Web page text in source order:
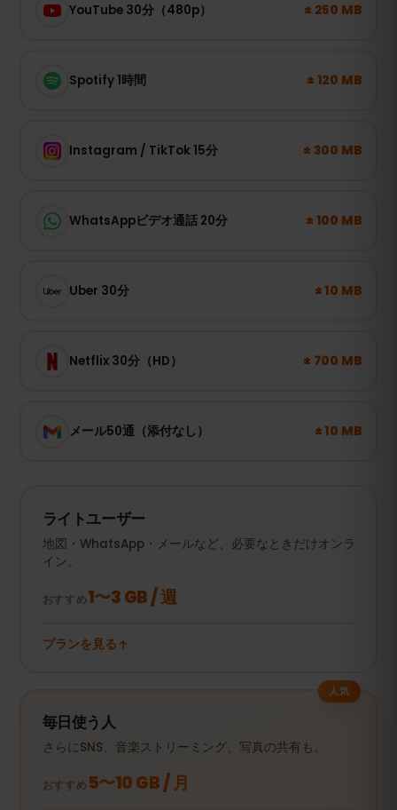
YouTube 30分（480p） ± 250 MB
Spotify 1時間 ± 120 MB
Instagram / TikTok 15分 ± 300 MB
WhatsAppビデオ通話 20分 ± 100 MB
Uber 30分 ± 10 MB
Netflix 30分（HD） ± 700 MB
メール50通（添付なし） ± 10 MB
ライトユーザー
地図・WhatsApp・メールなど、必要なときだけオンラ
イン。
おすすめ1〜3 GB / 週
プランを見る
人気
毎日使う人
さらにSNS、音楽ストリーミング、写真の共有も。
おすすめ 5〜10 GB / 月